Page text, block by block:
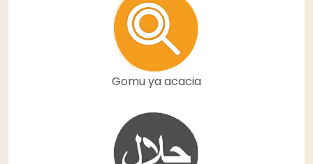
Gomu ya acacia